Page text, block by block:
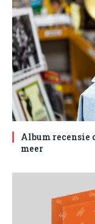
Album recensie
meer